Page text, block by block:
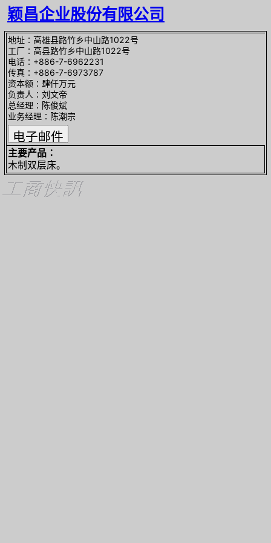
颖昌企业股份有限公司
地址∶高雄县路竹乡中山路1022号
工厂∶高县路竹乡中山路1022号
电话∶+886-7-6962231
传真∶+886-7-6973787
资本额∶肆仟万元
负责人∶刘文帝
总经理∶陈俊斌
业务经理∶陈潮宗
主要产品∶
木制双层床。